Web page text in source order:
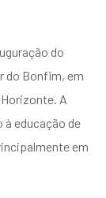
do
do Bonfim, em
A
educação de
em